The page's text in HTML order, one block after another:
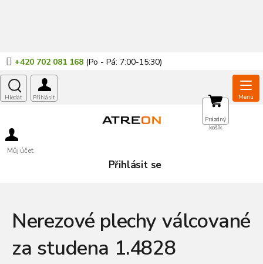
+420 702 081 168
Můj účet
Přihlásit se
NÁKUPNÍ
KOŠÍK
Prázdný
košík
Nerezové plechy válcované
za studena 1.4828